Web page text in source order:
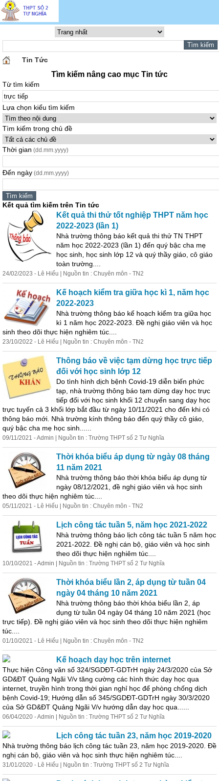
Tin Tức
Tìm kiếm nâng cao mục Tin tức
Từ tìm kiếm
Lựa chọn kiểu tìm kiếm
Tìm kiếm trong chủ đề
Thời gian (dd.mm.yyyy)
Đến ngày (dd.mm.yyyy)
Kết quả tìm kiếm trên Tin tức
Kết quả thi thử tốt nghiệp THPT năm học
2022-2023 (lần 1)
Nhà trường thông báo kết quả thi thử TN THPT
năm học 2022-2023 (lần 1) đến quý bậc cha mẹ
học sinh, học sinh lớp 12 và quý thầy giáo, cô giáo
toàn trường....
24/02/2023 - Lê Hiếu | Nguồn tin : Chuyên môn - TN2
Kế hoạch kiểm tra giữa học kì 1, năm học
2022-2023
Nhà trường thông báo kế hoạch kiểm tra giữa học
kì 1 năm học 2022-2023. Đề nghị giáo viên và học
sinh theo dõi thực hiện nghiêm túc....
23/10/2022 - Lê Hiếu | Nguồn tin : Chuyên môn - TN2
Thông báo về việc tạm dừng học trực tiếp
đối với học sinh lớp 12
Do tình hình dịch bệnh Covid-19 diễn biến phức
tạp, nhà trường thông báo tạm dừng dạy học trực
tiếp đối với học sinh khối 12 chuyển sang dạy học
trực tuyến cả 3 khối lớp bắt đầu từ ngày 10/11/2021 cho đến khi có
thông báo mới. Nhà trường kính thông báo đến quý thầy cô giáo,
quý bậc cha mẹ học sinh......
09/11/2021 - Admin | Nguồn tin : Trường THPT số 2 Tư Nghĩa
Thời khóa biểu áp dụng từ ngày 08 tháng
11 năm 2021
Nhà trường thông báo thời khóa biểu áp dụng từ
ngày 08/12/2021, đề nghị giáo viên và học sinh
theo dõi thực hiện nghiêm túc....
05/11/2021 - Lê Hiếu | Nguồn tin : Chuyên môn - TN2
Lịch công tác tuần 5, năm học 2021-2022
Nhà trường thông báo lịch công tác tuần 5 năm học
2021-2022. Đề nghị cán bộ, giáo viên và học sinh
theo dõi thực hiện nghiêm túc....
10/10/2021 - Admin | Nguồn tin : Trường THPT số 2 Tư Nghĩa
Thời khóa biểu lần 2, áp dụng từ tuần 04
ngày 04 tháng 10 năm 2021
Nhà trường thông báo thời khóa biểu lần 2, áp
dụng từ tuần 04 ngày 04 tháng 10 năm 2021 (học
trực tiếp). Đề nghị giáo viên và học sinh theo dõi thực hiện nghiêm
túc....
01/10/2021 - Lê Hiếu | Nguồn tin : Chuyên môn - TN2
Kế hoạch dạy học trên internet
Thực hiện Công văn số 324/SGDĐT-GDTrH ngày 24/3/2020 của Sở
GD&ĐT Quảng Ngãi V/v tăng cường các hình thức dạy học qua
internet, truyền hình trong thời gian nghỉ học để phòng chống dịch
bệnh Covid-19; Hướng dẫn số 345/SGDĐT-GDTrH ngày 30/3/2020
của Sở GD&ĐT Quảng Ngãi V/v hướng dẫn dạy học qua......
06/04/2020 - Admin | Nguồn tin : Trường THPT số 2 Tư Nghĩa
Lịch công tác tuần 23, năm học 2019-2020
Nhà trường thông báo lịch công tác tuần 23, năm học 2019-2020. Đề
nghị cán bộ, giáo viên và học sinh thực hiện nghiêm túc....
31/01/2020 - Lê Hiếu | Nguồn tin : Trường THPT số 2 Tư Nghĩa